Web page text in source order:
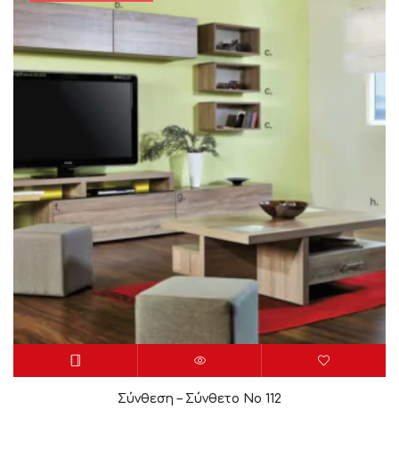
Σύνθεση – Σύνθετο Νο 112